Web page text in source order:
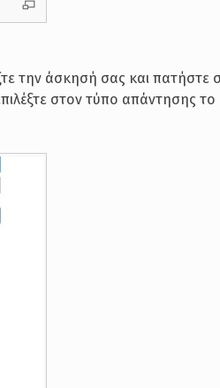
την άσκησή σας και
στον τύπο απάντησης το